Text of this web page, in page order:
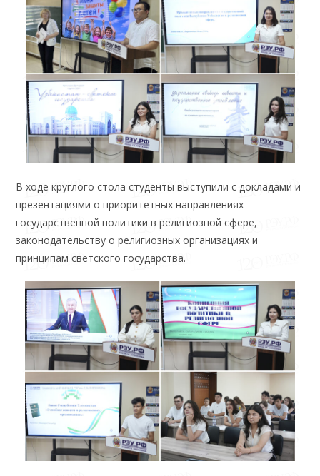
В ходе круглого стола студенты выступили с докладами и
презентациями о приоритетных направлениях
государственной политики в религиозной сфере,
законодательству о религиозных организациях и
принципам светского государства.